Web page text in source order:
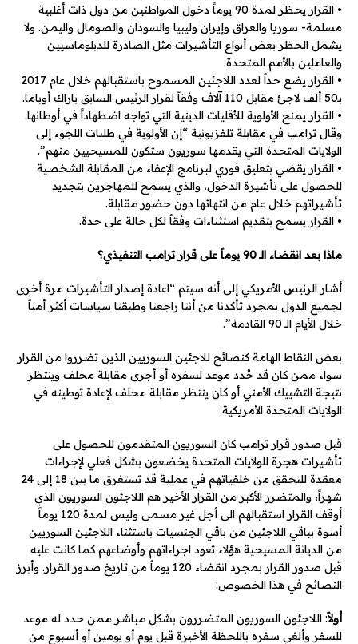
• القرار يحظر لمدة 90 يوماً دخول المواطنين من دول ذات أغلبية
مسلمة- سوريا والعراق وإيران وليبيا والسودان والصومال واليمن. ولا
يشمل الحظر بعض أنواع التأشيرات مثل الصادرة للدبلوماسيين
والعاملين بالأمم المتحدة.
• القرار يضع حداً لعدد اللاجئين المسموح باستقبالهم خلال عام 2017
بـ50 ألف لاجئ مقابل 110 آلاف وفقاً لقرار الرئيس السابق باراك أوباما.
• القرار يمنح الأولوية للأقليات الدينية التي تواجه اضطهاداً في أوطانها.
وقال ترامب في مقابلة تلفزيونية “إن الأولوية في طلبات اللجوء إلى
الولايات المتحدة التي يقدمها سوريون ستكون للمسيحيين منهم”.
• القرار يقضي بتعليق فوري لبرنامج الإعفاء من المقابلة الشخصية
للحصول على تأشيرة الدخول، والذي يسمح للمهاجرين بتجديد
تأشيراتهم خلال عام من انتهائها دون حضور مقابلة.
• القرار يسمح بتقديم استثناءات وفقاً لكل حالة على حدة.
ماذا بعد انقضاء الـ 90 يوماً على قرار ترامب التنفيذي؟
أشار الرئيس الأمريكي إلى أنه سيتم “اعادة إصدار التأشيرات مرة أخرى
لجميع الدول بمجرد تأكدنا من أننا راجعنا وطبقنا سياسات أكثر أمناً
خلال الأيام الـ 90 القادمة”.
بعض النقاط الهامة كنصائح للاجئين السوريين الذين تضرروا من القرار
سواء ممن كان قد حُدد موعد لسفره أو أجرى مقابلة محلف وينتظر
نتيجة التشييك الأمني أو كان ينتظر مقابلة محلف لإعادة توطينه في
الولايات المتحدة الأمريكية:
قبل صدور قرار ترامب كان السوريون المتقدمون للحصول على
تأشيرات هجرة للولايات المتحدة يخضعون بشكل فعلي لإجراءات
معقدة للتحقق من خلفياتهم في عملية قد تستغرق ما بين 18 إلى 24
شهراً، والمتضرر الأكبر من القرار الأخير هم اللاجئون السوريون الذي
أوقف القرار استقبالهم الى أجل غير مسمى وليس لمدة 120 يوماً
أسوة بباقي اللاجئين من باقي الجنسيات باستثناء اللاجئين السوريين
من الديانة المسيحية هؤلاء تعود اجراءاتهم وأوضاعهم كما كانت عليه
قبل صدور القرار بمجرد انقضاء 120 يوماً من تاريخ صدور القرار. وأبرز
النصائح في هذا الخصوص:
أولاً: اللاجئون السوريون المتضررون بشكل مباشر ممن حدد له موعد
للسفر وألغي سفره باللحظة الأخيرة قبل يوم أو يومين أو أسبوع من